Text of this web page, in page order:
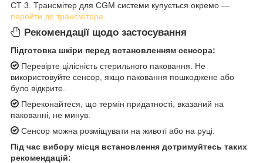
CT 3. Трансмітер для CGM системи купується окремо —
перейти до трансмітера
Рекомендації щодо застосування
Підготовка шкіри перед встановленням сенсора:
Перевірте цілісність стерильного паковання. Не
використовуйте сенсор, якщо паковання пошкоджене або
було відкрите.
Переконайтеся, що термін придатності, вказаний на
пакованні, не минув.
Сенсор можна розміщувати на животі або на руці.
Під час вибору місця встановлення дотримуйтесь таких
рекомендацій: